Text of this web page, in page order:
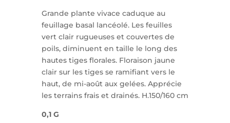
Grande plante vivace caduque au
feuillage basal lancéolé. Les feuilles
vert clair rugueuses et couvertes de
poils, diminuent en taille le long des
hautes tiges florales. Floraison jaune
clair sur les tiges se ramifiant vers le
haut, de mi-août aux gelées. Apprécie
les terrains frais et drainés. H.150/160 cm
0,1 G